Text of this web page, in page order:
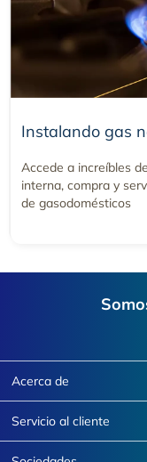
Instalando gas
Accede a increíbles
interna, compra y
de gasodomésticos
Acerca de
Servicio al cliente